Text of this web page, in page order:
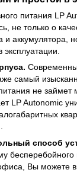
питания LP
не только о
аккумулятора,
самый
не займет
LP Autonomic
способ
Вы можете